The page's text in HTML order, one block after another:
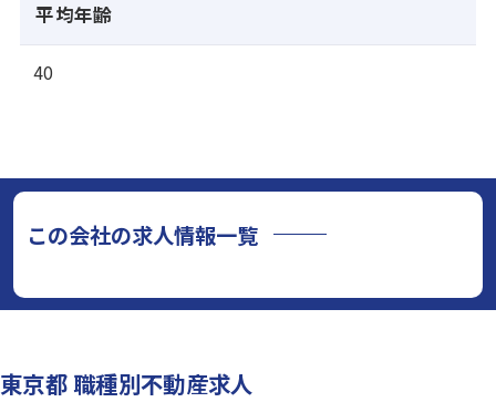
平均年齢
40
この会社の求人情報一覧
東京都 職種別不動産求人